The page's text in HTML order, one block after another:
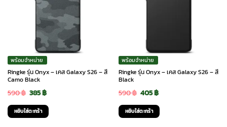
พร้อมจำหน่าย
Ringke รุ่น Onyx – เคส Galaxy S26 – สี
Camo Black
590฿ Original
price
was:
385฿Current
price
is:
หยิบใส่ตะกร้า
พร้อมจำหน่าย
Ringke รุ่น Onyx – เคส Galaxy S26 – สี
Black
590฿ Original
price
was:
405฿Current
price
is:
หยิบใส่ตะกร้า